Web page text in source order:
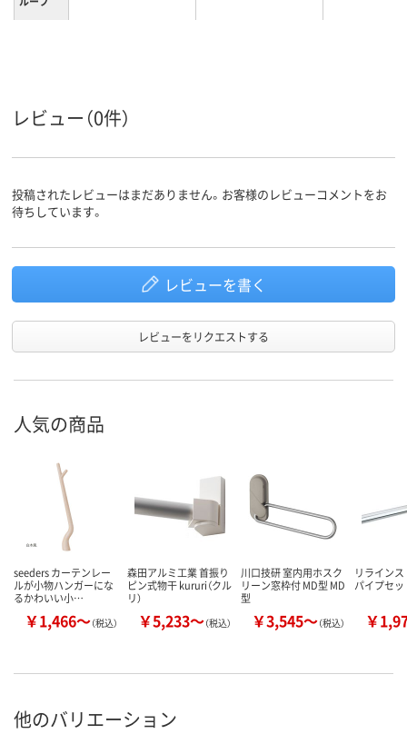
レビュー（0件）
投稿されたレビューはまだありません。お客様のレビューコメントをお
待ちしています。
レビューを書く
レビューをリクエストする
人気の商品
seeders カーテンレー
ルが小物ハンガーにな
るかわいい小…
￥1,466～（税込）
森田アルミ工業 首振り
ピン式物干 kururi（クル
リ）
￥5,233～（税込）
川口技研 室内用ホスク
リーン窓枠付 MD型 MD
型
￥3,545～（税込）
リライン
パイプセ
￥
他のバリエーション